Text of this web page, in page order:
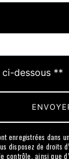
ci-dessous **
enregistrées
disposez de
ainsi que